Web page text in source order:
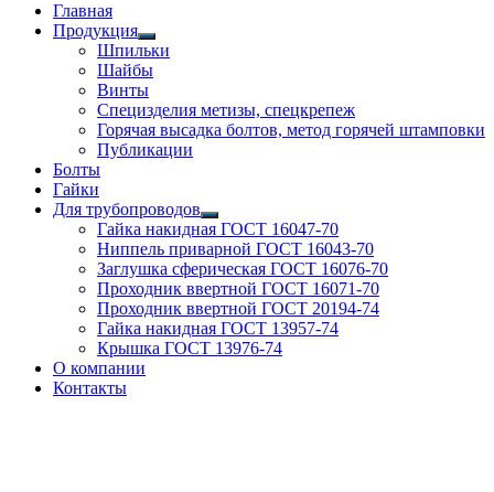
Главная
Продукция
Шпильки
Шайбы
Винты
Специзделия метизы, cпецкрепеж
Горячая высадка болтов, метод горячей штамповки
Публикации
Болты
Гайки
Для трубопроводов
Гайка накидная ГОСТ 16047-70
Ниппель приварной ГОСТ 16043-70
Заглушка сферическая ГОСТ 16076-70
Проходник ввертной ГОСТ 16071-70
Проходник ввертной ГОСТ 20194-74
Гайка накидная ГОСТ 13957-74
Крышка ГОСТ 13976-74
О компании
Контакты